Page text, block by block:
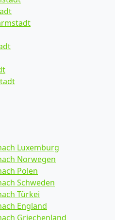
Luxemburg
Norwegen
Polen
Schweden
Türkei
England
Griechenland